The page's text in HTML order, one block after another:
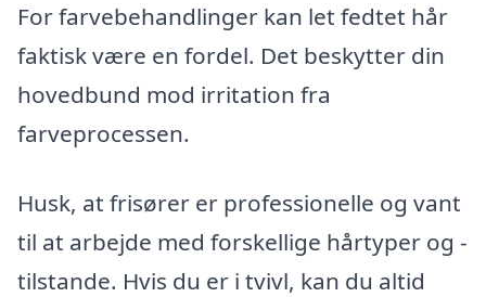
For farvebehandlinger kan let fedtet hår
faktisk være en fordel. Det beskytter din
hovedbund mod irritation fra
farveprocessen.
Husk, at frisører er professionelle og vant
til at arbejde med forskellige hårtyper og -
tilstande. Hvis du er i tvivl, kan du altid